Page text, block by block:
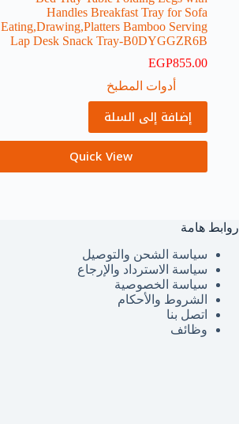
Handles Breakfast Tray for Sofa
Eating,Drawing,Platters Bamboo Serving
Lap Desk Snack Tray-B0DYGGZR6B
EGP855.00
أدوات المطبخ
إضافة إلى السلة
Quick View
روابط هامة
سياسة الشحن والتوصيل
سياسة الاسترداد والإرجاع
سياسة الخصوصية
الشروط والأحكام
اتصل بنا
وظائف